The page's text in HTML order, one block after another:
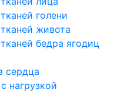
голени
живота
бедра ягодиц
сердца
нагрузкой